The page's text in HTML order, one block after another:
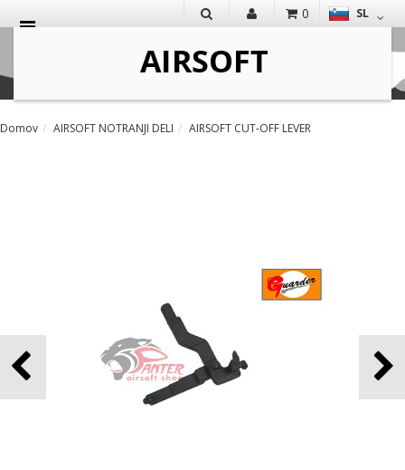
SL
0
Domov AIRSOFT NOTRANJI DELI AIRSOFT CUT-OFF LEVER